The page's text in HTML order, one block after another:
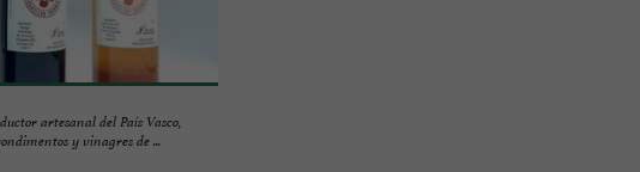
artesanal del País Vasco,
y vinagres de ...